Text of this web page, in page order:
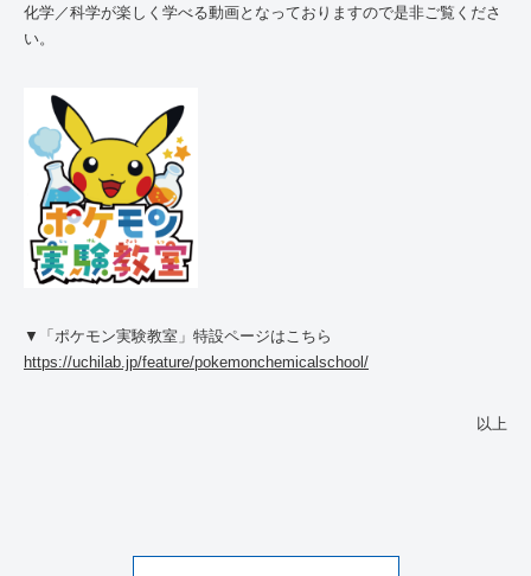
化学／科学が楽しく学べる動画となっておりますので是非ご覧くださ
い。
▼「ポケモン実験教室」特設ページはこちら
https://uchilab.jp/feature/pokemonchemicalschool/
以上